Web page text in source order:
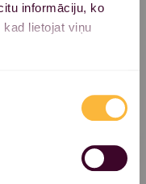
informāciju, ko
lietojat viņu
ķermeņa
eļļas, kas
80 minūšu
izbaudīt arī